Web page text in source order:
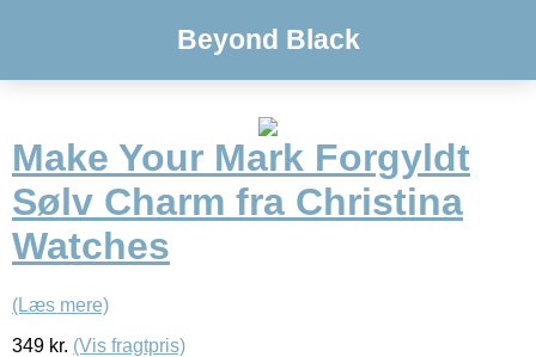
Beyond Black
Make Your Mark Forgyldt
Sølv Charm fra Christina
Watches
(Læs mere)
349 kr. (Vis fragtpris)